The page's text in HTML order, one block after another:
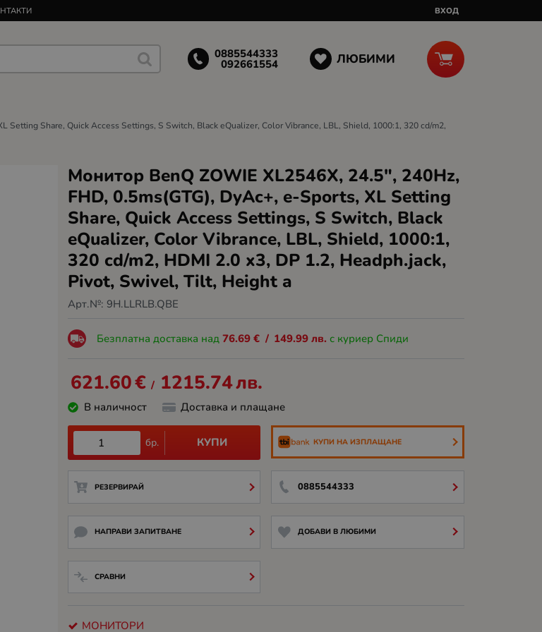
ВХОД
0885544333
092661554 ЛЮБИМИ
Setting Share, Quick Access Settings, S Switch, Black eQualizer, Color Vibrance, LBL, Shield, 1000:1, 320 cd/m2,
Монитор BenQ ZOWIE XL2546X, 24.5", 240Hz,
FHD, 0.5ms(GTG), DyAc+, e-Sports, XL Setting
Share, Quick Access Settings, S Switch, Black
eQualizer, Color Vibrance, LBL, Shield, 1000:1,
320 cd/m2, HDMI 2.0 x3, DP 1.2, Headph.jack,
Pivot, Swivel, Tilt, Height a
Арт.№: 9H.LLRLB.QBE
Безплатна доставка над76.69 € / 149.99 лв. с куриер Спиди
621.60€ / 1215.74лв.
В наличност Доставка и плащане
бр. КУПИ КУПИ НА ИЗПЛАЩАНЕ
РЕЗЕРВИРАЙ 0885544333
НАПРАВИ ЗАПИТВАНЕ ДОБАВИ В ЛЮБИМИ
СРАВНИ
МОНИТОРИ